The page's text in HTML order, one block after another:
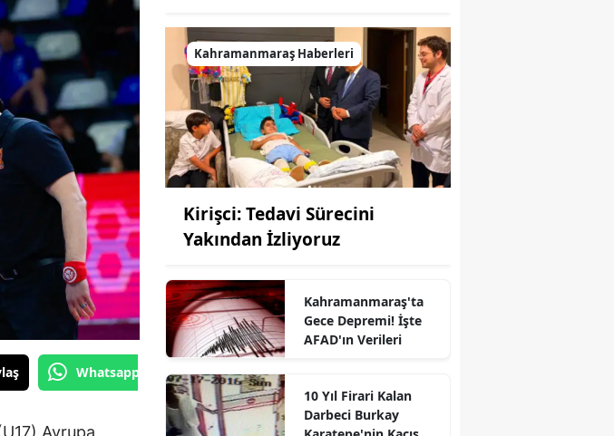
Whatsapp'tan Gönder
Avrupa
Kahramanmaraş Haberleri
Kirişci: Tedavi Sürecini
Yakından İzliyoruz
Kahramanmaraş'ta
Gece Depremi! İşte
AFAD'ın Verileri
10 Yıl Firari Kalan
Darbeci Burkay